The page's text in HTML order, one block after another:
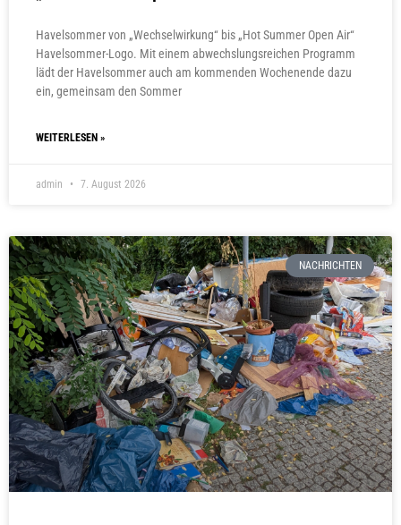
Havelsommer von „Wechselwirkung“ bis „Hot Summer Open Air“
Havelsommer-Logo. Mit einem abwechslungsreichen Programm
lädt der Havelsommer auch am kommenden Wochenende dazu
ein, gemeinsam den Sommer
WEITERLESEN »
admin 7. August 2026
NACHRICHTEN